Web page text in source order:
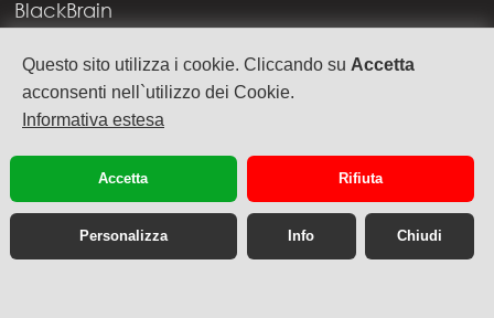
Questo sito utilizza i cookie. Cliccando su Accetta
acconsenti nell`utilizzo dei Cookie.
Informativa estesa
Accetta Rifiuta
Personalizza Info Chiudi
BlackBrain
Corso Milano, 83
37138 Verona
info@blackbrain.it
TEL. +39 045 575888
P.Iva 03992340236